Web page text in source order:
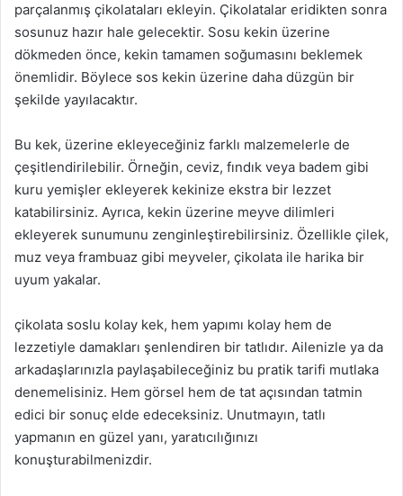
parçalanmış çikolataları ekleyin. Çikolatalar eridikten sonra
sosunuz hazır hale gelecektir. Sosu kekin üzerine
dökmeden önce, kekin tamamen soğumasını beklemek
önemlidir. Böylece sos kekin üzerine daha düzgün bir
şekilde yayılacaktır.
Bu kek, üzerine ekleyeceğiniz farklı malzemelerle de
çeşitlendirilebilir. Örneğin, ceviz, fındık veya badem gibi
kuru yemişler ekleyerek kekinize ekstra bir lezzet
katabilirsiniz. Ayrıca, kekin üzerine meyve dilimleri
ekleyerek sunumunu zenginleştirebilirsiniz. Özellikle çilek,
muz veya frambuaz gibi meyveler, çikolata ile harika bir
uyum yakalar.
çikolata soslu kolay kek, hem yapımı kolay hem de
lezzetiyle damakları şenlendiren bir tatlıdır. Ailenizle ya da
arkadaşlarınızla paylaşabileceğiniz bu pratik tarifi mutlaka
denemelisiniz. Hem görsel hem de tat açısından tatmin
edici bir sonuç elde edeceksiniz. Unutmayın, tatlı
yapmanın en güzel yanı, yaratıcılığınızı
konuşturabilmenizdir.